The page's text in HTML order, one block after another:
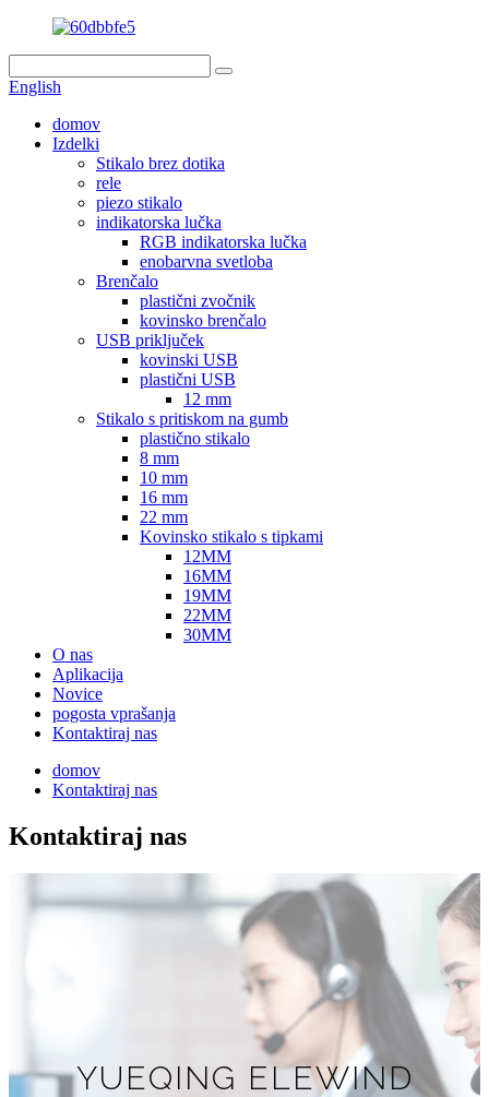
English
domov
Izdelki
Stikalo brez dotika
rele
piezo stikalo
indikatorska lučka
RGB indikatorska lučka
enobarvna svetloba
Brenčalo
plastični zvočnik
kovinsko brenčalo
USB priključek
kovinski USB
plastični USB
12 mm
Stikalo s pritiskom na gumb
plastično stikalo
8 mm
10 mm
16 mm
22 mm
Kovinsko stikalo s tipkami
12MM
16MM
19MM
22MM
30MM
O nas
Aplikacija
Novice
pogosta vprašanja
Kontaktiraj nas
domov
Kontaktiraj nas
Kontaktiraj nas
YUEQING ELEWIND